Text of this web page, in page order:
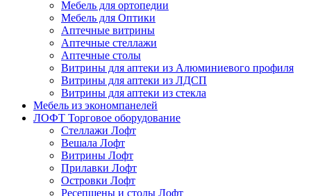
Мебель для ортопедии
Мебель для Оптики
Аптечные витрины
Аптечные стеллажи
Аптечные столы
Витрины для аптеки из Алюминиевого профиля
Витрины для аптеки из ЛДСП
Витрины для аптеки из стекла
Мебель из экономпанелей
ЛОФТ Торговое оборудование
Стеллажи Лофт
Вешала Лофт
Витрины Лофт
Прилавки Лофт
Островки Лофт
Ресепшены и столы Лофт